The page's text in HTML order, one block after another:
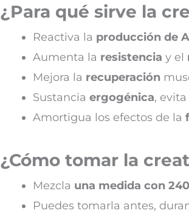
¿Para qué sirve la
Reactiva la producción de
Aumenta la resistencia y el
Mejora la recuperación
Sustancia ergogénica,
Amortigua los efectos de la
¿Cómo tomar la
Mezcla una medida con
Puedes tomarla antes,